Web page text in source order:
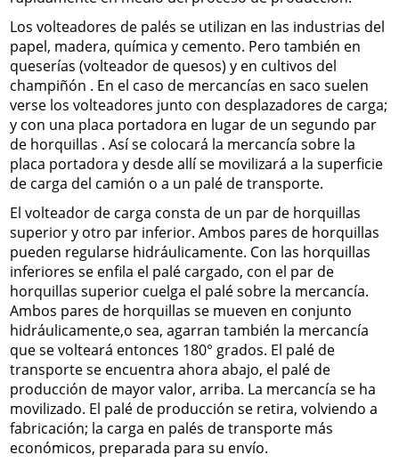
Los volteadores de palés se utilizan en las industrias del
papel, madera, química y cemento. Pero también en
queserías (volteador de quesos) y en cultivos del
champiñón . En el caso de mercancías en saco suelen
verse los volteadores junto con desplazadores de carga;
y con una placa portadora en lugar de un segundo par
de horquillas . Así se colocará la mercancía sobre la
placa portadora y desde allí se movilizará a la superficie
de carga del camión o a un palé de transporte.
El volteador de carga consta de un par de horquillas
superior y otro par inferior. Ambos pares de horquillas
pueden regularse hidráulicamente. Con las horquillas
inferiores se enfila el palé cargado, con el par de
horquillas superior cuelga el palé sobre la mercancía.
Ambos pares de horquillas se mueven en conjunto
hidráulicamente,o sea, agarran también la mercancía
que se volteará entonces 180° grados. El palé de
transporte se encuentra ahora abajo, el palé de
producción de mayor valor, arriba. La mercancía se ha
movilizado. El palé de producción se retira, volviendo a
fabricación; la carga en palés de transporte más
económicos, preparada para su envío.